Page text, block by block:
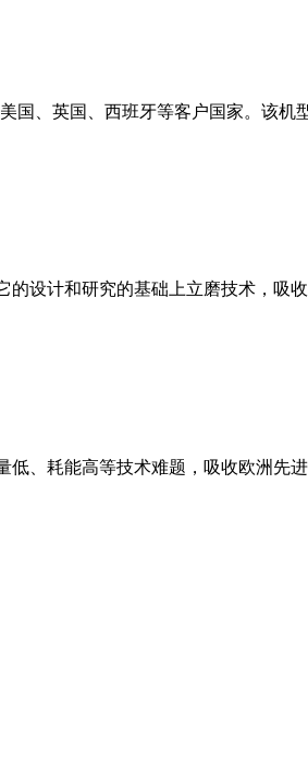
国、英国、西班牙等客户国家。该
设计和研究的基础上立磨技术，
、耗能高等技术难题，吸收欧洲